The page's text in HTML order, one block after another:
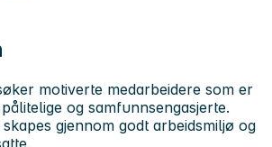
motiverte medarbeidere som er
og samfunnsengasjerte.
gjennom godt arbeidsmiljø og